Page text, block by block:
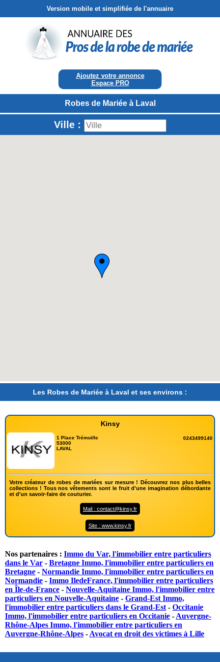
Version mobile et simplifiée de l'annuaire
Ajoutez votre annonce
Espace PRO
Robes de Mariée à Laval
Ville :
Les Robes de Mariée à Laval et ses environs :
Kinsy
1 Place Trémoille
53000
LAVAL
0243499140
Votre créateur de robes de mariées sur mesure ! Découvrez nos plus belles
collections ! Tous nos vêtements sont le fruit d'une imagination débordante
et d'un savoir-faire de couturier.
Mail : contact@kinsy.fr
Site : www.kinsy.fr
Nos partenaires : Immo du Var, l'immobilier entre particuliers
dans le Var - Bretagne Immo, l'immobilier entre particuliers en
Bretagne - Normandie Immo, l'immobilier entre particuliers en
Normandie - Immo IledeFrance, l'immobilier entre particuliers
en Île-de-France - Nouvelle-Aquitaine Immo, l'immobilier entre
particuliers en Nouvelle-Aquitaine - Grand-Est Immo,
l'immobilier entre particuliers dans le Grand-Est - Occitanie
Immo, l'immobilier entre particuliers en Occitanie - Auvergne-
Rhône-Alpes Immo, l'immobilier entre particuliers en
Auvergne-Rhône-Alpes - Avocat en droit des victimes à Lille